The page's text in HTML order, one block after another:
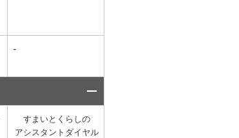
-
すまいとくらしの
アシスタントダイヤル